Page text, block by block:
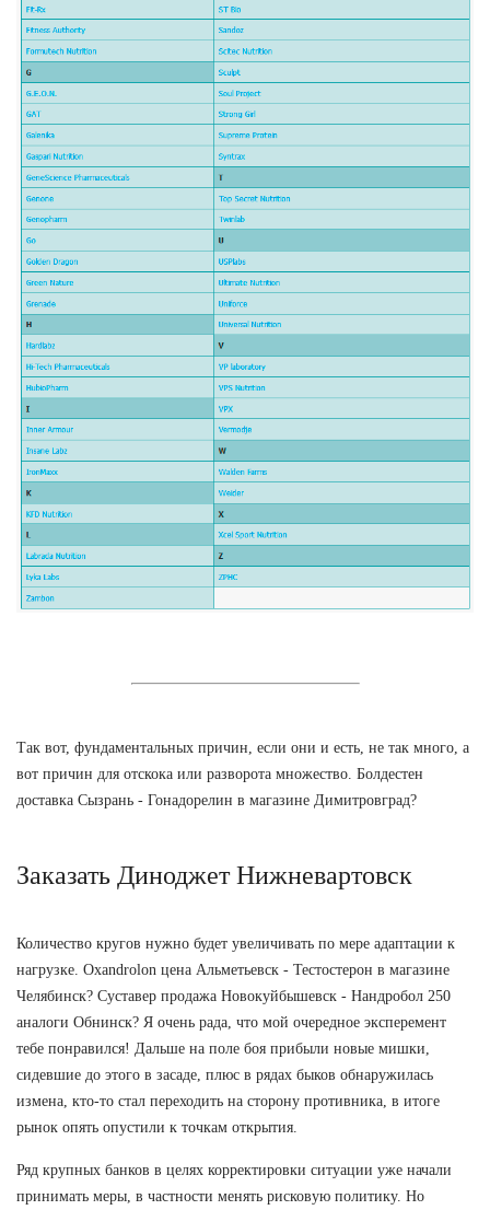
Так вот, фундаментальных причин, если они и есть, не так много, а
вот причин для отскока или разворота множество. Болдестен
доставка Сызрань - Гонадорелин в магазине Димитровград?
Заказать Диноджет Нижневартовск
Количество кругов нужно будет увеличивать по мере адаптации к
нагрузке. Oxandrolon цена Альметьевск - Тестостерон в магазине
Челябинск? Суставер продажа Новокуйбышевск - Нандробол 250
аналоги Обнинск? Я очень рада, что мой очередное эксперемент
тебе понравился! Дальше на поле боя прибыли новые мишки,
сидевшие до этого в засаде, плюс в рядах быков обнаружилась
измена, кто-то стал переходить на сторону противника, в итоге
рынок опять опустили к точкам открытия.
Ряд крупных банков в целях корректировки ситуации уже начали
принимать меры, в частности менять рисковую политику. Но